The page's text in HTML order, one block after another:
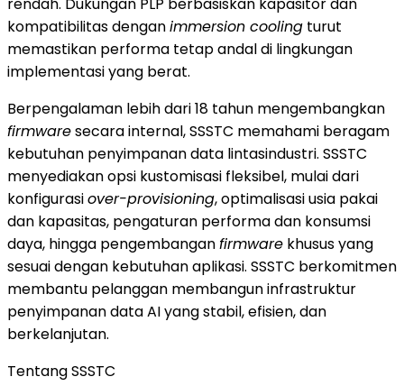
kompatibilitas denganimmersion cooling turut
memastikan performa tetap andal di lingkungan
implementasi yang berat.
Berpengalaman lebih dari 18 tahun mengembangkan
firmwaresecara internal, SSSTC memahami beragam
kebutuhan penyimpanan data lintasindustri. SSSTC
menyediakan opsi kustomisasi fleksibel, mulai dari
konfigurasiover-provisioning, optimalisasi usia pakai
dan kapasitas, pengaturan performa dan konsumsi
daya, hingga pengembanganfirmware khusus yang
sesuai dengan kebutuhan aplikasi. SSSTC berkomitmen
membantu pelanggan membangun infrastruktur
penyimpanan data AI yang stabil, efisien, dan
berkelanjutan.
Tentang SSSTC